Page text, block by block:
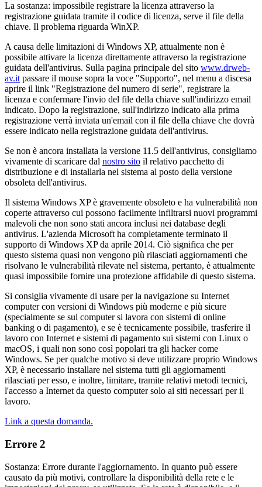
La sostanza: impossibile registrare la licenza attraverso la
registrazione guidata tramite il codice di licenza, serve il file della
chiave. Il problema riguarda WinXP.
A causa delle limitazioni di Windows XP, attualmente non è
possibile attivare la licenza direttamente attraverso la registrazione
guidata dell'antivirus. Sulla pagina principale del sito www.drweb-
av.itpassare il mouse sopra la voce "Supporto", nel menu a discesa
aprire il link "Registrazione del numero di serie", registrare la
licenza e confermare l'invio del file della chiave sull'indirizzo email
indicato. Dopo la registrazione, sull'indirizzo indicato alla prima
registrazione verrà inviata un'email con il file della chiave che dovrà
essere indicato nella registrazione guidata dell'antivirus.
Se non è ancora installata la versione 11.5 dell'antivirus, consigliamo
vivamente di scaricare dal nostro sito il relativo pacchetto di
distribuzione e di installarla nel sistema al posto della versione
obsoleta dell'antivirus.
Il sistema Windows XP è gravemente obsoleto e ha vulnerabilità non
coperte attraverso cui possono facilmente infiltrarsi nuovi programmi
malevoli che non sono stati ancora inclusi nei database degli
antivirus. L'azienda Microsoft ha completamente terminato il
supporto di Windows XP da aprile 2014. Ciò significa che per
questo sistema quasi non vengono più rilasciati aggiornamenti che
risolvano le vulnerabilità rilevate nel sistema, pertanto, è attualmente
quasi impossibile fornire una protezione affidabile di questo sistema.
Si consiglia vivamente di usare per la navigazione su Internet
computer con versioni di Windows più moderne e più sicure
(specialmente se sul computer si lavora con sistemi di online
banking o di pagamento), e se è tecnicamente possibile, trasferire il
lavoro con Internet e sistemi di pagamento sui sistemi con Linux o
macOS, i quali non sono così popolari tra gli hacker come
Windows. Se per qualche motivo si deve utilizzare proprio Windows
XP, è necessario installare nel sistema tutti gli aggiornamenti
rilasciati per esso, e inoltre, limitare, tramite relativi metodi tecnici,
l'accesso a Internet da questo computer solo ai siti necessari per il
lavoro.
Link a questa domanda.
Errore 2
Sostanza: Errore durante l'aggiornamento. In quanto può essere
causato da più motivi, controllare la disponibilità della rete e le